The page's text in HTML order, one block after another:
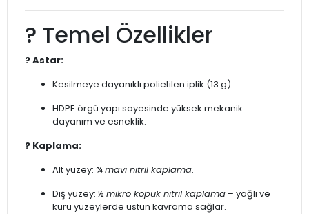
? Temel Özellikler
? Astar:
Kesilmeye dayanıklı polietilen iplik (13 g).
HDPE örgü yapı sayesinde yüksek mekanik
dayanım ve esneklik.
? Kaplama:
Alt yüzey: ¾mavi nitril kaplama.
Dış yüzey: ½ mikro köpük nitril kaplama – yağlı ve
kuru yüzeylerde üstün kavrama sağlar.